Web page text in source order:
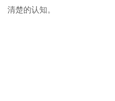
清楚的认知。